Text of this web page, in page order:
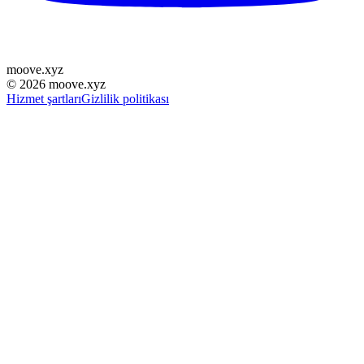
moove.xyz
© 2026 moove.xyz
Hizmet şartlarıGizlilik politikası